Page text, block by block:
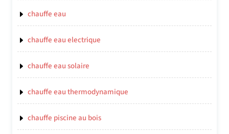
chauffe eau
chauffe eau electrique
chauffe eau solaire
chauffe eau thermodynamique
chauffe piscine au bois